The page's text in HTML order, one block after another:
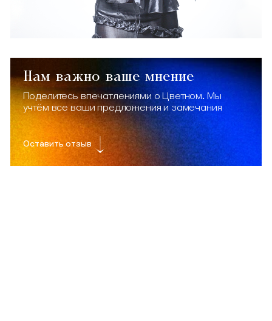
Нам важно ваше мнение
Поделитесь впечатлениями о Цветном. Мы
учтём все ваши предложения и замечания
Оставить отзыв